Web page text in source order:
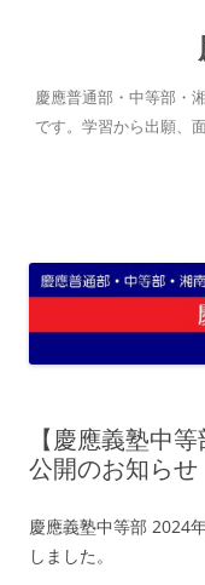
へ
ス
キ
慶應普通部・中等部・
です。学習から出願、
【慶應義塾中
公開のお知らせ
慶應義塾中等部 2024
しました。